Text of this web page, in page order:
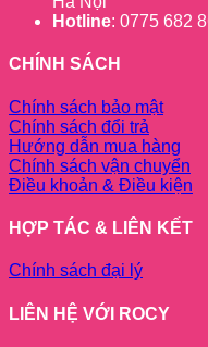
Hotline: 0775 682
CHÍNH SÁCH
Chính sách bảo mật
Chính sách đổi trả
Hướng dẫn mua hàng
Chính sách vận chuyển
Điều khoản & Điều kiện
HỢP TÁC & LIÊN KẾT
Chính sách đại lý
LIÊN HỆ VỚI ROCY